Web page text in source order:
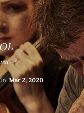
Mar 2, 2020